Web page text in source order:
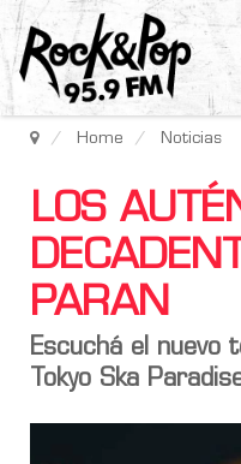
Home Noticias
LOS
PARAN
Escuchá el nuevo
Tokyo Ska